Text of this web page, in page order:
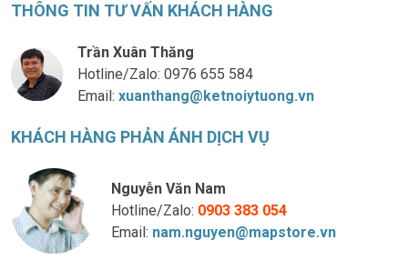
THÔNG TIN TƯ VẤN KHÁCH HÀNG
Trần Xuân Thăng
Hotline/Zalo:0976 655 584
Email:xuanthang@ketnoiytuong.vn
KHÁCH HÀNG PHẢN ÁNH DỊCH VỤ
Nguyễn Văn Nam
Hotline/Zalo: 0903 383 054
Email: nam.nguyen@mapstore.vn